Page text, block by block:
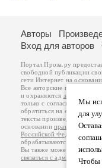
Мы
для
Чтобы
Авторы
Вход для авторов
Портал Проза.ру
свободной публикации
сети Интернет на
Все авторские права на
и охраняются законом
.
только с согласия его
обратиться на его
тексты произведений
основанииправил
Российской Федерации
обрабатываются на
Вы также можете
связаться с администрацией